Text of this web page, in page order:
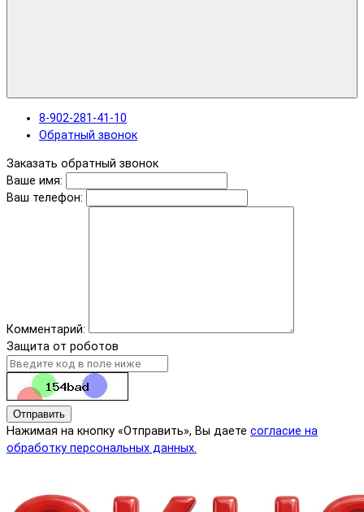
8-902-281-41-10
Обратный звонок
Заказать обратный звонок
Ваше имя:
Ваш телефон:
Комментарий:
Защита от роботов
Отправить
Нажимая на кнопку «Отправить», Вы даете согласие на
обработку персональных данных.